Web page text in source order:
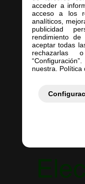
acceder a
acceso a los
analíticos,
publicidad
rendimiento
aceptar todas
nuestra. Política